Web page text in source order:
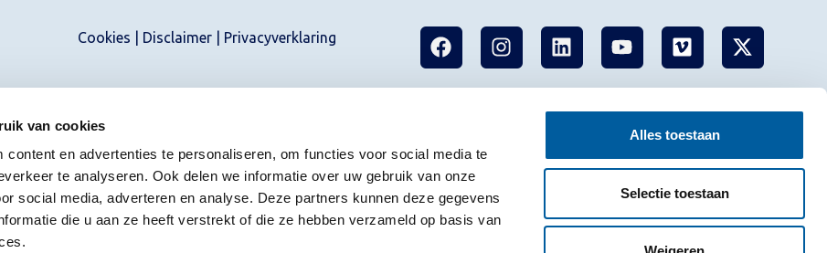
van cookies
content en advertenties te personaliseren, om functies voor social media te
te analyseren. Ook delen we informatie over uw gebruik van onze
social media, adverteren en analyse. Deze partners kunnen deze gegevens
die u aan ze heeft verstrekt of die ze hebben verzameld op basis van
Alles toestaan
Selectie toestaan
Cookies Disclaimer Privacyverklaring